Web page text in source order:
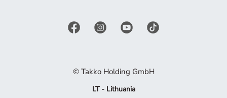
© Takko Holding GmbH
LT - Lithuania